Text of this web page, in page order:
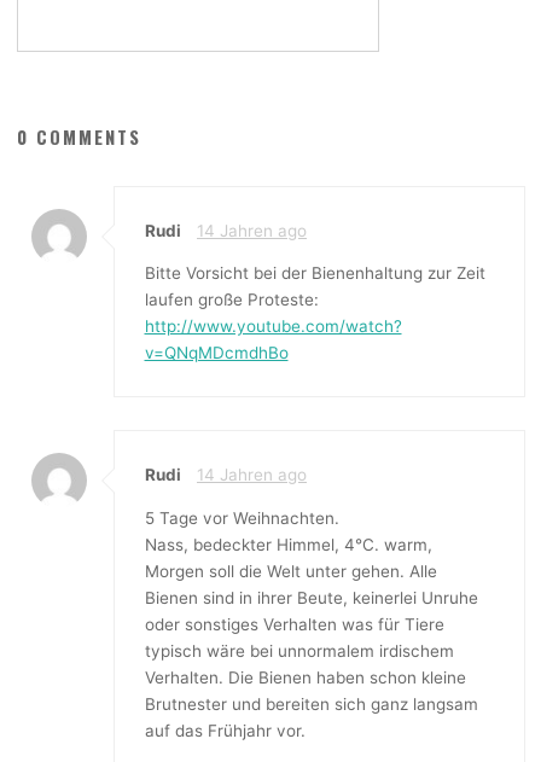
0 COMMENTS
Rudi 14 Jahren ago
Bitte Vorsicht bei der Bienenhaltung zur Zeit
laufen große Proteste:
http://www.youtube.com/watch?
v=QNqMDcmdhBo
Rudi 14 Jahren ago
5 Tage vor Weihnachten.
Nass, bedeckter Himmel, 4°C. warm,
Morgen soll die Welt unter gehen. Alle
Bienen sind in ihrer Beute, keinerlei Unruhe
oder sonstiges Verhalten was für Tiere
typisch wäre bei unnormalem irdischem
Verhalten. Die Bienen haben schon kleine
Brutnester und bereiten sich ganz langsam
auf das Frühjahr vor.